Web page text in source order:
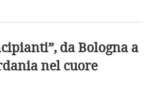
da Bologna a
nel cuore